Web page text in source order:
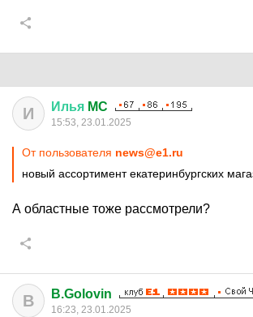
И Илья MC
15:53, 23.01.2025
От пользователя news@e1.ru
новый ассортимент екатеринбургских
А областные тоже рассмотрели?
B B.Golovin
16:23, 23.01.2025